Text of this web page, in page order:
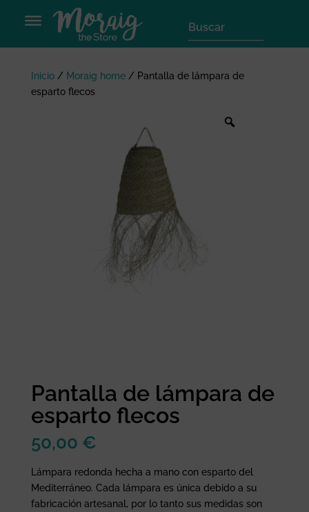
Inicio/ Moraig home/ Pantalla de lámpara de
esparto flecos
Pantalla de lámpara de
esparto flecos
50,00 €
Lámpara redonda hecha a mano con esparto del
Mediterráneo. Cada lámpara es única debido a su
fabricación artesanal, por lo tanto sus medidas son